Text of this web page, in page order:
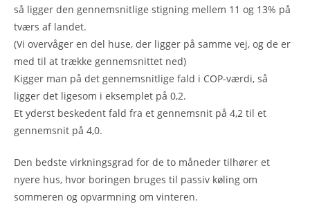
så ligger den gennemsnitlige stigning mellem 11 og 13% på
tværs af landet.
(Vi overvåger en del huse, der ligger på samme vej, og de er
med til at trække gennemsnittet ned)
Kigger man på det gennemsnitlige fald i COP-værdi, så
ligger det ligesom i eksemplet på 0,2.
Et yderst beskedent fald fra et gennemsnit på 4,2 til et
gennemsnit på 4,0.
Den bedste virkningsgrad for de to måneder tilhører et
nyere hus, hvor boringen bruges til passiv køling om
sommeren og opvarmning om vinteren.